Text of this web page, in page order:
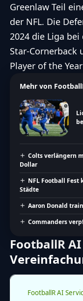
Greenlaw Teil
der NFL. Die
2024 die Liga
Star-Cornerback
Player of the
Mehr von
Colts verlängern
Dollar
NFL Football
Städte
Aaron Donald
Commanders
FootballR
FootballR AI